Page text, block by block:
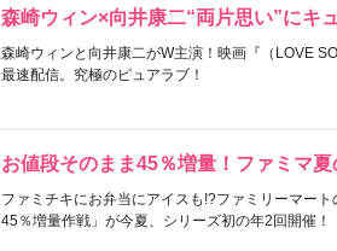
森崎ウィン×向井康二“両片思い”にキ
森崎ウィンと向井康二がW主演！映画『（LOVE
最速配信。究極のピュアラブ！
お値段そのまま45％増量！ファミマ
ファミチキにお弁当にアイスも!?ファミリーマー
45％増量作戦」が今夏、シリーズ初の年2回開催！